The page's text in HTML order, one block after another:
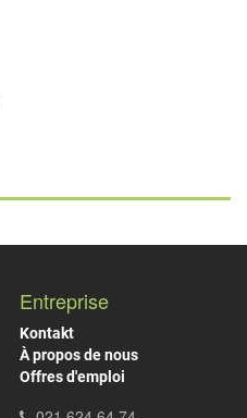
Entreprise
Kontakt
À propos de nous
Offres d'emploi